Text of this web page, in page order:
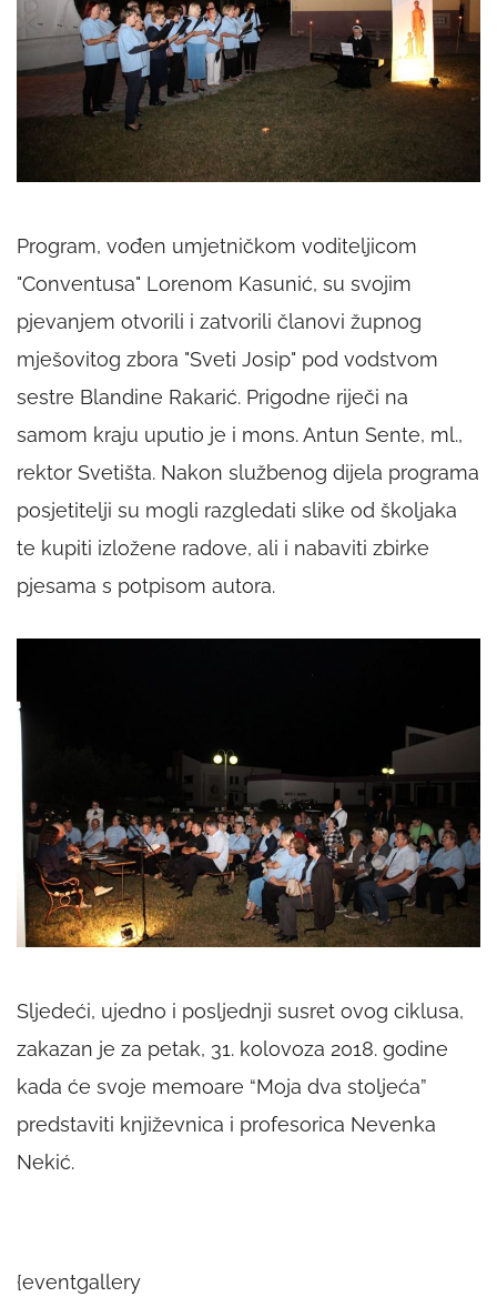
Program, vođen umjetničkom voditeljicom
"Conventusa" Lorenom Kasunić, su svojim
pjevanjem otvorili i zatvorili članovi župnog
mješovitog zbora "Sveti Josip" pod vodstvom
sestre Blandine Rakarić. Prigodne riječi na
samom kraju uputio je i mons. Antun Sente, ml.,
rektor Svetišta. Nakon službenog dijela programa
posjetitelji su mogli razgledati slike od školjaka
te kupiti izložene radove, ali i nabaviti zbirke
pjesama s potpisom autora.
Sljedeći, ujedno i posljednji susret ovog ciklusa,
zakazan je za petak, 31. kolovoza 2018. godine
kada će svoje memoare “Moja dva stoljeća”
predstaviti književnica i profesorica Nevenka
Nekić.
{eventgallery